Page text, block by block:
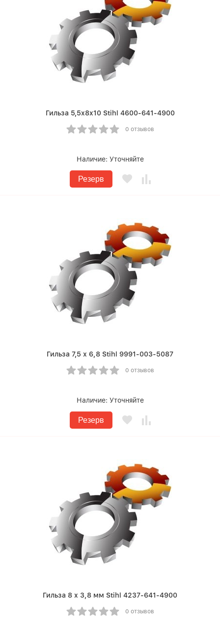
Гильза 5,5x8x10 Stihl 4600-641-4900
0 отзывов
Наличие: Уточняйте
Резерв
Гильза 7,5 х 6,8 Stihl 9991-003-5087
0 отзывов
Наличие: Уточняйте
Резерв
Гильза 8 x 3,8 мм Stihl 4237-641-4900
0 отзывов